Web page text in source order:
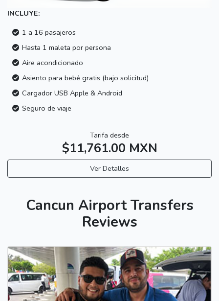
INCLUYE:
1 a 16 pasajeros
Hasta 1 maleta por persona
Aire acondicionado
Asiento para bebé gratis (bajo solicitud)
Cargador USB Apple & Android
Seguro de viaje
Tarifa desde
$11,761.00 MXN
Ver Detalles
Cancun Airport Transfers
Reviews